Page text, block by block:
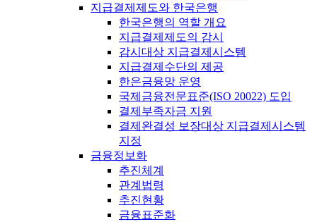
지급결제제도와 한국은행
한국은행의 역할 개요
지급결제제도의 감시
감시대상 지급결제시스템
지급결제수단의 제공
한은금융망 운영
국제금융전문표준(ISO 20022) 도입
결제부족자금 지원
결제완결성 보장대상 지급결제시스템
지정
금융정보화
추진체계
관계법령
추진현황
금융표준화